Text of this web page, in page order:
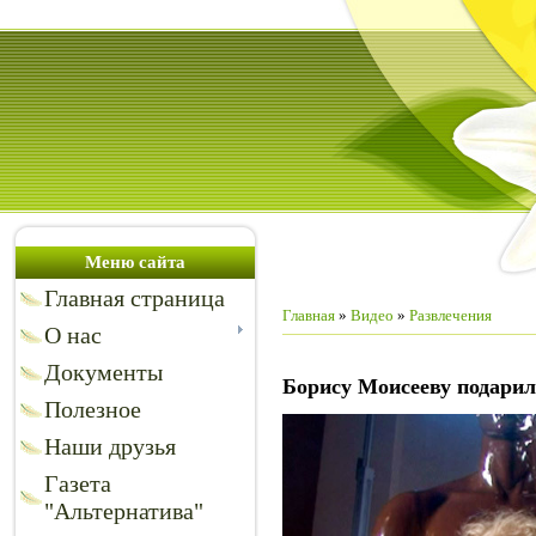
Меню сайта
Главная страница
О нас
Документы
Полезное
Наши друзья
Газета
"Альтернатива"
Главная » Видео » Развлечения
Борису Моисееву